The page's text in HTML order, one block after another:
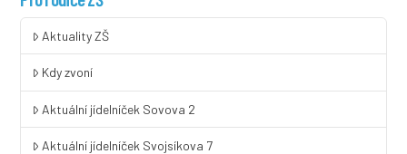
Aktuality ZŠ
Kdy zvoní
Aktuální jídelníček Sovova 2
Aktuální jídelníček Svojsíkova 7